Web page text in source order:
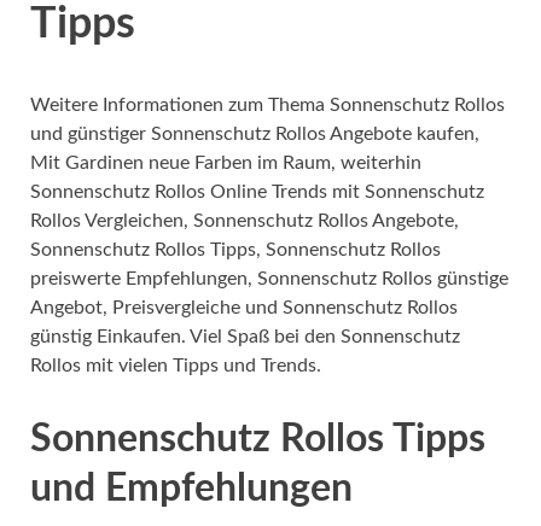
Tipps
Weitere Informationen zum Thema Sonnenschutz Rollos
und günstiger Sonnenschutz Rollos Angebote kaufen,
Mit Gardinen neue Farben im Raum, weiterhin
Sonnenschutz Rollos Online Trends mit Sonnenschutz
Rollos Vergleichen, Sonnenschutz Rollos Angebote,
Sonnenschutz Rollos Tipps, Sonnenschutz Rollos
preiswerte Empfehlungen, Sonnenschutz Rollos günstige
Angebot, Preisvergleiche und Sonnenschutz Rollos
günstig Einkaufen. Viel Spaß bei den Sonnenschutz
Rollos mit vielen Tipps und Trends.
Sonnenschutz Rollos Tipps
und Empfehlungen